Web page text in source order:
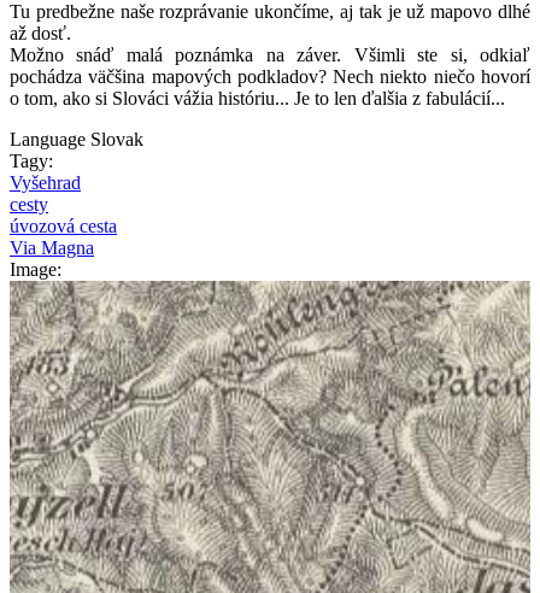
Tu predbežne naše rozprávanie ukončíme, aj tak je už mapovo dlhé
až dosť.
Možno snáď malá poznámka na záver. Všimli ste si, odkiaľ
pochádza väčšina mapových podkladov? Nech niekto niečo hovorí
o tom, ako si Slováci vážia históriu... Je to len ďalšia z fabulácií...
Language Slovak
Tagy:
Vyšehrad
cesty
úvozová cesta
Via Magna
Image: